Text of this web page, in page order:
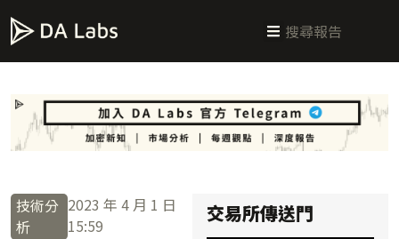
技術分
析
2023 年 4 月 1 日
15:59
交易所傳送門